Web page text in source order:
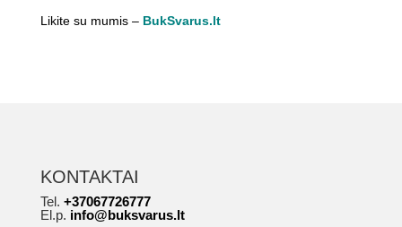
Likite su mumis – BukSvarus.lt
KONTAKTAI
Tel. +37067726777
El.p. info@buksvarus.lt